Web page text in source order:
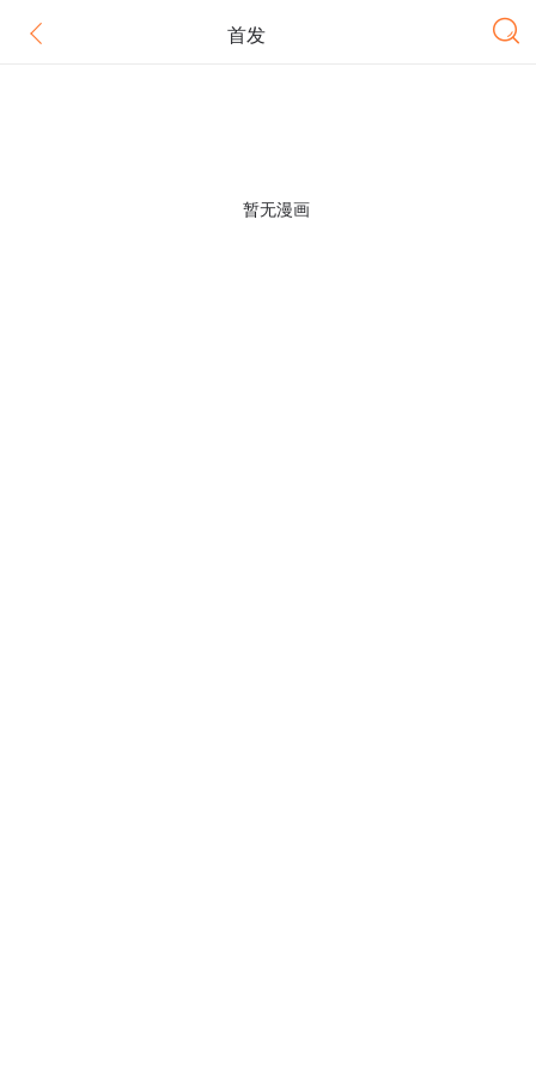
首发
暂无漫画